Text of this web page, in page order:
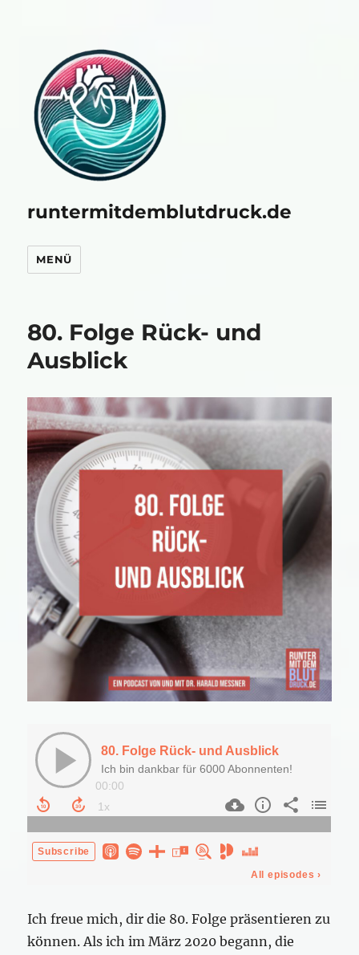
runtermitdemblutdruck.de
MENÜ
80. Folge Rück- und
Ausblick
Ich freue mich, dir die 80. Folge präsentieren zu
können. Als ich im März 2020 begann, die